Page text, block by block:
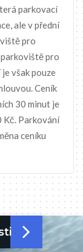
parkovací
ale v přední
pro
pro
však pouze
Ceník
30 minut je
Kč. Parkování
ceníku